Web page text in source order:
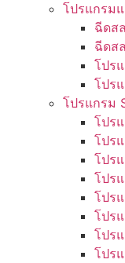
โปรแกรม
ฉีดส
ฉีดส
โปร
โปร
โปรแกรม
โปร
โปร
โปร
โปร
โปร
โปร
โปร
โปร